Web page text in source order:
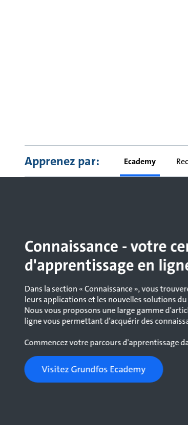
Apprenez par: Ecademy
Connaissance - votre
d'apprentissage en
Dans la section « Connaissance », vous
leurs applications et les nouvelles solutions
Nous vous proposons une large gamme
ligne vous permettant d'acquérir des
Commencez votre parcours d'apprentissage
Visitez Grundfos Ecademy